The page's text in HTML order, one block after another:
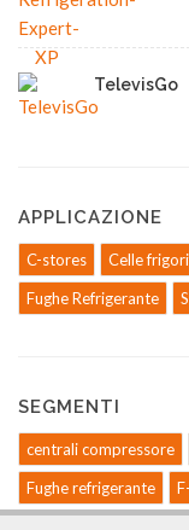
TelevisGo
APPLICAZIONE
C-stores Celle
Fughe Refrigerante
SEGMENTI
centrali compressore
Fughe refrigerante